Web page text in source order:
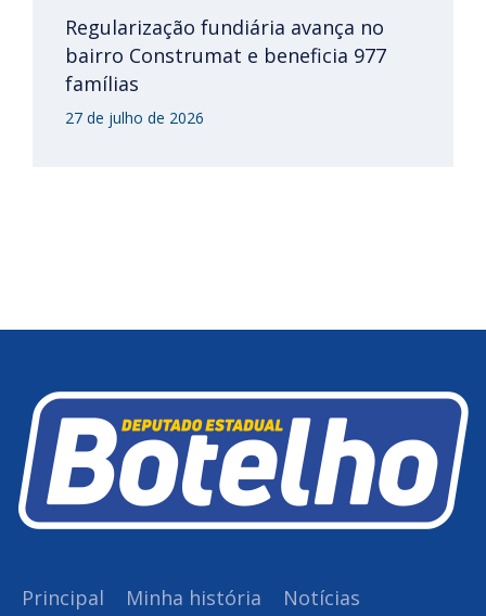
Regularização fundiária avança no
bairro Construmat e beneficia 977
famílias
27 de julho de 2026
Principal Minha história Notícias